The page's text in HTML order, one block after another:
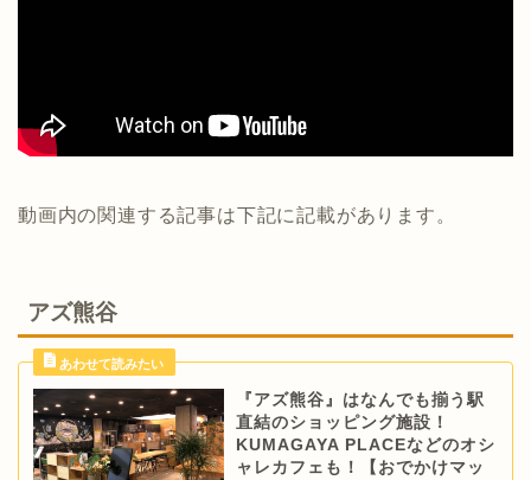
動画内の関連する記事は下記に記載があります。
アズ熊谷
『アズ熊谷』はなんでも揃う駅
直結のショッピング施設！
KUMAGAYA PLACEなどのオシ
ャレカフェも！【おでかけマッ